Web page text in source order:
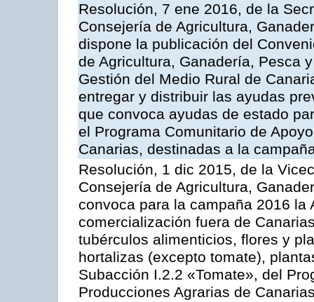
Resolución, 7 ene 2016, de la
Consejería de Agricultura,
dispone la publicación del
de Agricultura, Ganadería, Pesca
Gestión del Medio Rural de
entregar y distribuir las ayudas
que convoca ayudas de estado
el Programa Comunitario de
Canarias, destinadas a la
Resolución, 1 dic 2015, de la
Consejería de Agricultura,
convoca para la campaña 2016 la
comercialización fuera de
tubérculos alimenticios, flores y
hortalizas (excepto tomate),
Subacción I.2.2 «Tomate», del
Producciones Agrarias de